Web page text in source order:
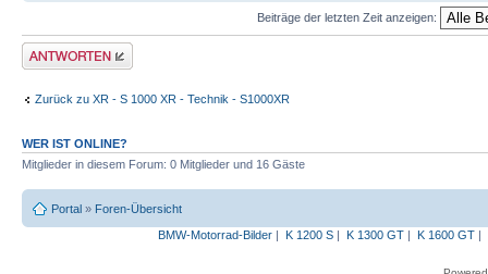
Beiträge der letzten Zeit anzeigen:
Antwort erstellen
Zurück zu XR - S 1000 XR - Technik - S1000XR
WER IST ONLINE?
Mitglieder in diesem Forum: 0 Mitglieder und 16 Gäste
Portal » Foren-Übersicht
BMW-Motorrad-Bilder| K 1200 S| K 1300 GT| K 1600 GT|